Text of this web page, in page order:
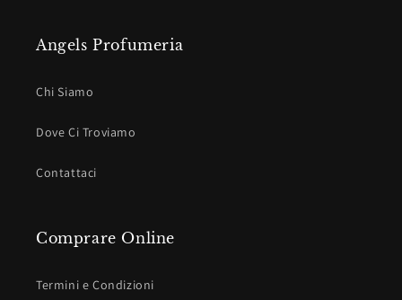
Angels Profumeria
Chi Siamo
Dove Ci Troviamo
Contattaci
Comprare Online
Termini e Condizioni